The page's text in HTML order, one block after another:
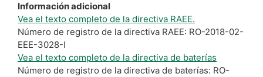
Información adicional
Vea el texto completo de la directiva RAEE.
Número de registro de la directiva RAEE: RO-2018-02-
EEE-3028-I
Vea el texto completo de la directiva de baterías
Número de registro de la directiva de baterías: RO-